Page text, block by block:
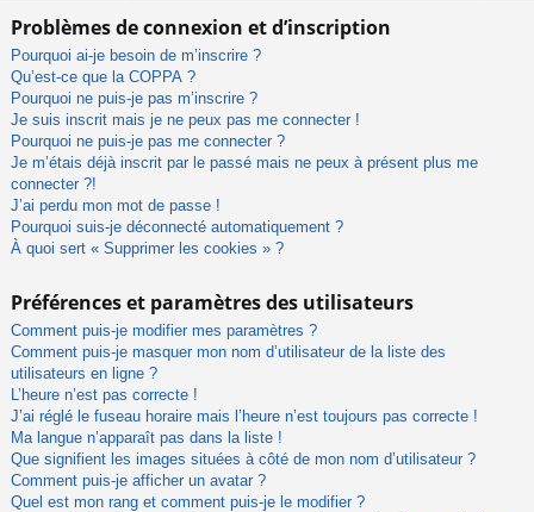
s
Problèmes de connexion et d’inscription
Pourquoi ai-je besoin de m’inscrire ?
Qu’est-ce que la COPPA ?
Pourquoi ne puis-je pas m’inscrire ?
Je suis inscrit mais je ne peux pas me connecter !
Pourquoi ne puis-je pas me connecter ?
Je m’étais déjà inscrit par le passé mais ne peux à présent plus me
connecter ?!
J’ai perdu mon mot de passe !
Pourquoi suis-je déconnecté automatiquement ?
À quoi sert « Supprimer les cookies » ?
Préférences et paramètres des utilisateurs
Comment puis-je modifier mes paramètres ?
Comment puis-je masquer mon nom d’utilisateur de la liste des
utilisateurs en ligne ?
L’heure n’est pas correcte !
J’ai réglé le fuseau horaire mais l’heure n’est toujours pas correcte !
Ma langue n’apparaît pas dans la liste !
Que signifient les images situées à côté de mon nom d’utilisateur ?
Comment puis-je afficher un avatar ?
Quel est mon rang et comment puis-je le modifier ?